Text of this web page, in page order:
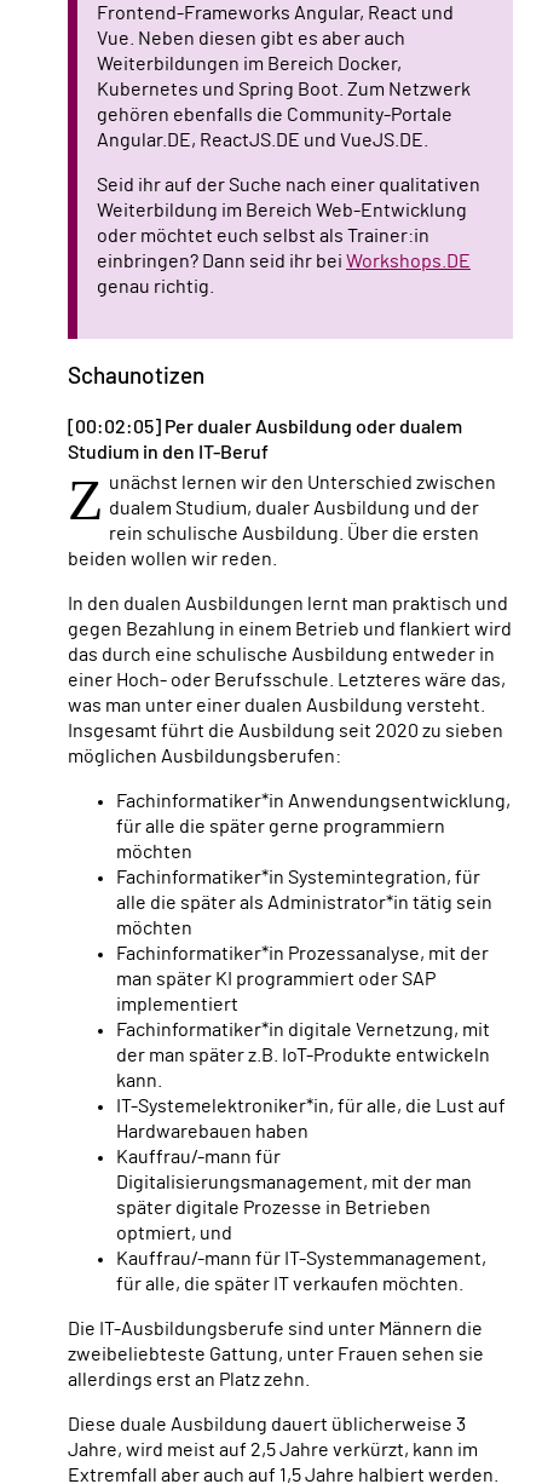
Frontend-Frameworks Angular, React und
Vue. Neben diesen gibt es aber auch
Weiterbildungen im Bereich Docker,
Kubernetes und Spring Boot. Zum Netzwerk
gehören ebenfalls die Community-Portale
Angular.DE, ReactJS.DE und VueJS.DE.
Seid ihr auf der Suche nach einer qualitativen
Weiterbildung im Bereich Web-Entwicklung
oder möchtet euch selbst als Trainer:in
einbringen? Dann seid ihr bei Workshops.DE
genau richtig.
Schaunotizen
[00:02:05] Per dualer Ausbildung oder dualem
Studium in den IT-Beruf
Z unächst lernen wir den Unterschied zwischen
dualem Studium, dualer Ausbildung und der
rein schulische Ausbildung. Über die ersten
beiden wollen wir reden.
In den dualen Ausbildungen lernt man praktisch und
gegen Bezahlung in einem Betrieb und flankiert wird
das durch eine schulische Ausbildung entweder in
einer Hoch- oder Berufsschule. Letzteres wäre das,
was man unter einer dualen Ausbildung versteht.
Insgesamt führt die Ausbildung seit 2020 zu sieben
möglichen Ausbildungsberufen:
Fachinformatiker*in Anwendungsentwicklung,
für alle die später gerne programmiern
möchten
Fachinformatiker*in Systemintegration, für
alle die später als Administrator*in tätig sein
möchten
Fachinformatiker*in Prozessanalyse, mit der
man später KI programmiert oder SAP
implementiert
Fachinformatiker*in digitale Vernetzung, mit
der man später z.B. IoT-Produkte entwickeln
kann.
IT-Systemelektroniker*in, für alle, die Lust auf
Hardwarebauen haben
Kauffrau/-mann für
Digitalisierungsmanagement, mit der man
später digitale Prozesse in Betrieben
optmiert, und
Kauffrau/-mann für IT-Systemmanagement,
für alle, die später IT verkaufen möchten.
Die IT-Ausbildungsberufe sind unter Männern die
zweibeliebteste Gattung, unter Frauen sehen sie
allerdings erst an Platz zehn.
Diese duale Ausbildung dauert üblicherweise 3
Jahre, wird meist auf 2,5 Jahre verkürzt, kann im
Extremfall aber auch auf 1,5 Jahre halbiert werden.